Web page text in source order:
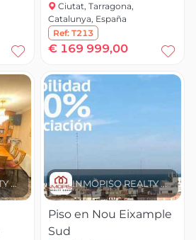
Ciutat, Tarragona,
Catalunya, España
Ref: T213
€ 169 999,00
INMOPISO REALTY GROUP INMOPISO REALTY GROUP
Piso en Nou Eixample
Sud